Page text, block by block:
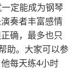
定能成为钢琴
奏者丰富感情
确，最多也只
助。大家可以参
每天练4小时